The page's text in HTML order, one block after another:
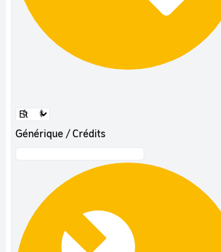
Générique / Crédits